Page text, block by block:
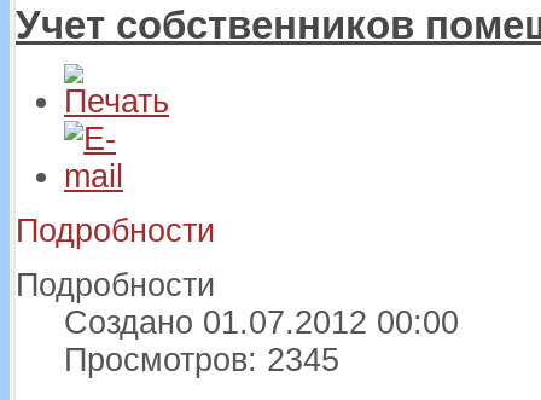
Учет собственников
Подробности
Подробности
Создано 01.07.2012 00:00
Просмотров: 2345